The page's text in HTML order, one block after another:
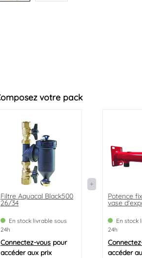
Composez votre pack
Filtre Aquacal Black500
26/34
En stock livrable sous
24h
Connectez-vous pour
accéder aux prix
Potence
vase
En stock
24h
accéder